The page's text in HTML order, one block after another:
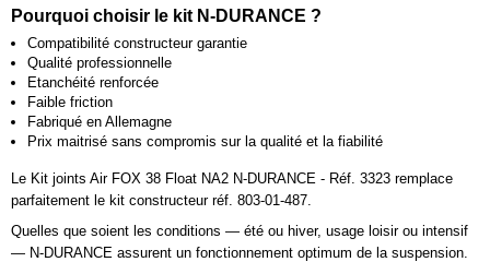
Pourquoi choisir le kit N-DURANCE ?
Compatibilité constructeur garantie
Qualité professionnelle
Etanchéité renforcée
Faible friction
Fabriqué en Allemagne
Prix maitrisé sans compromis sur la qualité et la fiabilité
Le Kit joints Air FOX 38 Float NA2 N-DURANCE - Réf. 3323 remplace
parfaitement le kit constructeur réf. 803-01-487.
Quelles que soient les conditions — été ou hiver, usage loisir ou intensif
— N-DURANCE assurent un fonctionnement optimum de la suspension.